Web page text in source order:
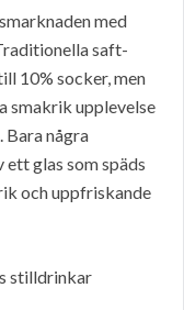
med
saft-
10% socker, men
smakrik upplevelse
Bara några
glas som späds
och uppfriskande
stilldrinkar